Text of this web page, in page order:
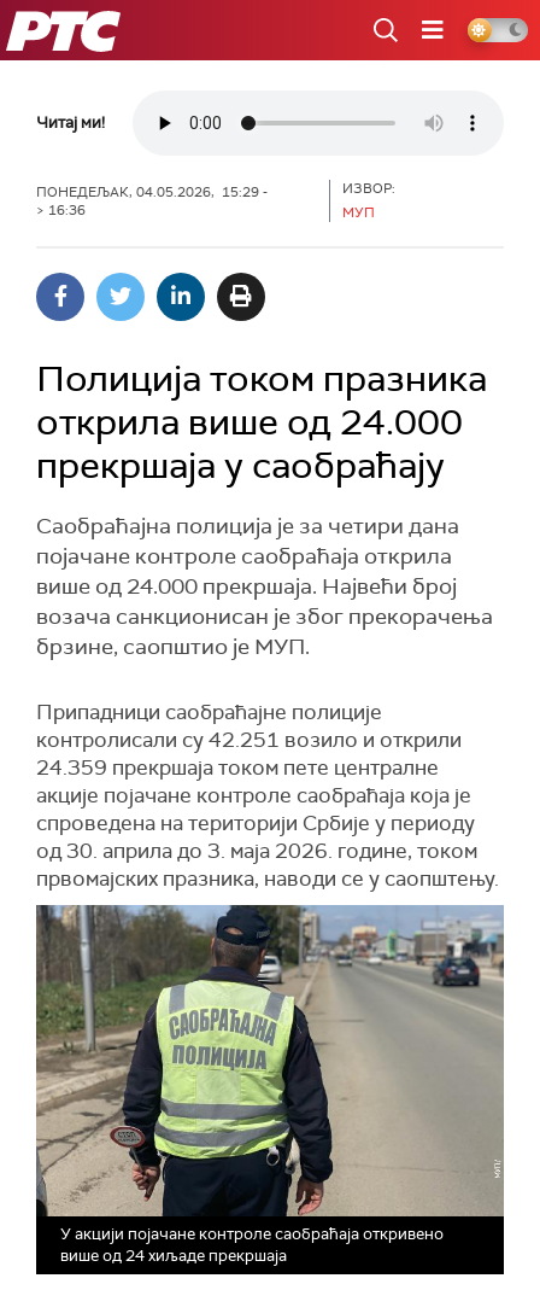
РТС
Читај ми!
ПОНЕДЕЉАК, 04.05.2026, 15:29 -
> 16:36
ИЗВОР:
МУП
Полиција током празника
открила више од 24.000
прекршаја у саобраћају
Саобраћајна полиција је за четири дана
појачане контроле саобраћаја открила
више од 24.000 прекршаја. Највећи број
возача санкционисан је због прекорачења
брзине, саопштио је МУП.
Припадници саобраћајне полиције
контролисали су 42.251 возилo и открили
24.359 прекршаја током пете централне
акције појачане контроле саобраћаја која је
спроведена на територији Србије у периоду
од 30. априла до 3. маја 2026. године, током
првомајских празника, наводи се у саопштењу.
У акцији појачане контроле саобраћаја откривено
више од 24 хиљаде прекршаја